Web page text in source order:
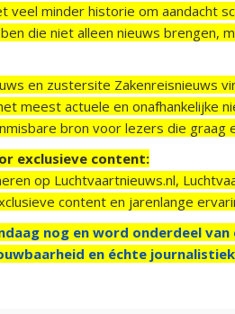
veel minder historie om aandacht
die niet alleen nieuws brengen,
en zustersite Zakenreisnieuws
meest actuele en onafhankelijke
bron voor lezers die graag
exclusieve content:
op Luchtvaartnieuws.nl,
content en jarenlange
nog en word onderdeel
en échte